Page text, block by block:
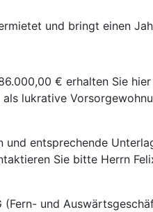
und bringt einen
€ erhalten Sie
lukrative
und entsprechende
Sie bitte Herrn
(Fern- und